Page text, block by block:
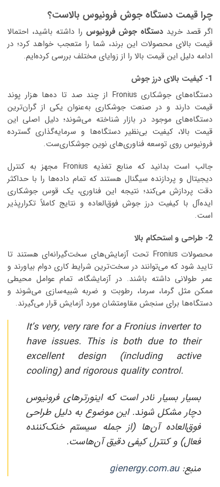
چرا قیمت دستگاه جوش فرونیوس بالاست؟
اگر قصد خرید دستگاه جوش فرونیوس را داشته باشید، احتمالا
قیمت بالای محصولات این برند، شما را متعجب خواهد کرد؛ در
ادامه دلیل این قیمت بالا را از زوایای مختلف بررسی کرده‌ایم.
1- کیفیت بالای درز جوش
دستگاه‌های جوشکاری Fronius از چند صد تا ده‌ها هزار پوند
قیمت دارند و در صنعت جوشکاری به‌عنوان یکی از گران‌ترین
دستگاه‌های موجود در بازار شناخته می‌شوند؛ دلیل اصلی این
قیمت بالا، کیفیت بی‌نظیر دستگاه‌ها و سرمایه‌گذاری گسترده
فرونیوس روی توسعه فناوری‌های نوین جوشکاری‌ست.
جالب است بدانید که منابع تغذیه Fronius مجهز به کنترل
دیجیتال و پردازنده سیگنال هستند که تمام داده‌ها را با حداکثر
دقت پردازش می‌کند؛ نتیجه این فناوری، یک قوس جوشکاری
ایده‌آل با کیفیت درز جوش فوق‌العاده و نتایج کاملاً تکرارپذیر
است.
2- طراحی و استحکام بالا
محصولات Fronius تحت آزمایش‌های سخت‌گیرانه‌ای هستند تا
تایید شود که می‌توانند در سخت‌ترین شرایط کاری دوام بیاورند و
عمر طولانی داشته باشند. در آزمایشگاه، تمام عوامل محیطی
ممکن مثل گرما، سرما، رطوبت و ضربه شبیه‌سازی می‌شوند و
دستگاه‌ها برای سنجش مقاومتشان مورد آزمایش قرار می‌گیرند.
It’s very, very rare for a Fronius inverter to
have issues. This is both due to their
excellent design (including active
cooling) and rigorous quality control.
بسیار بسیار نادر است که اینورترهای فرونیوس
دچار مشکل شوند. این موضوع به دلیل طراحی
فوق‌العاده آن‌ها (از جمله سیستم خنک‌کننده
فعال) و کنترل کیفی دقیق آن‌هاست.
منبع:gienergy.com.au